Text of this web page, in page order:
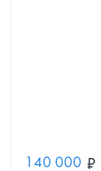
140 000